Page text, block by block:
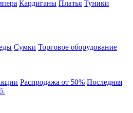
Кардиганы Платья Туники
Сумки Торговое оборудование
Распродажа от 50% Последняя